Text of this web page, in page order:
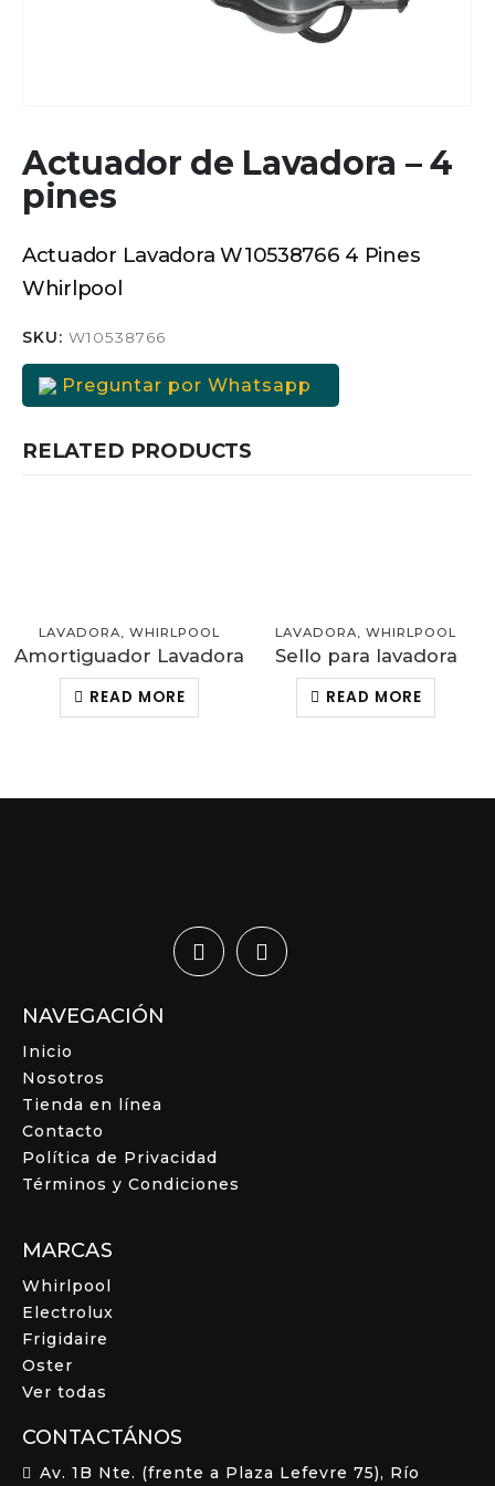
Actuador de Lavadora – 4
pines
Actuador Lavadora W10538766 4 Pines
Whirlpool
SKU: W10538766
Preguntar por Whatsapp
RELATED PRODUCTS
LAVADORA, WHIRLPOOL
Amortiguador Lavadora
READ MORE
LAVADORA, WHIRLPOOL
Sello para lavadora
READ MORE
NAVEGACIÓN
Inicio
Nosotros
Tienda en línea
Contacto
Política de Privacidad
Términos y Condiciones
MARCAS
Whirlpool
Electrolux
Frigidaire
Oster
Ver todas
CONTACTÁNOS
Av. 1B Nte. (frente a Plaza Lefevre 75), Río